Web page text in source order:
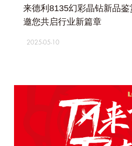
来德利8135幻彩晶钻新品鉴
邀您共启行业新篇章
2025-05-10